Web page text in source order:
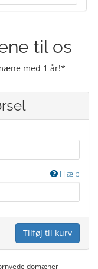
til os
med 1 år!*
Hjælp
Tilføj til kurv
domæner